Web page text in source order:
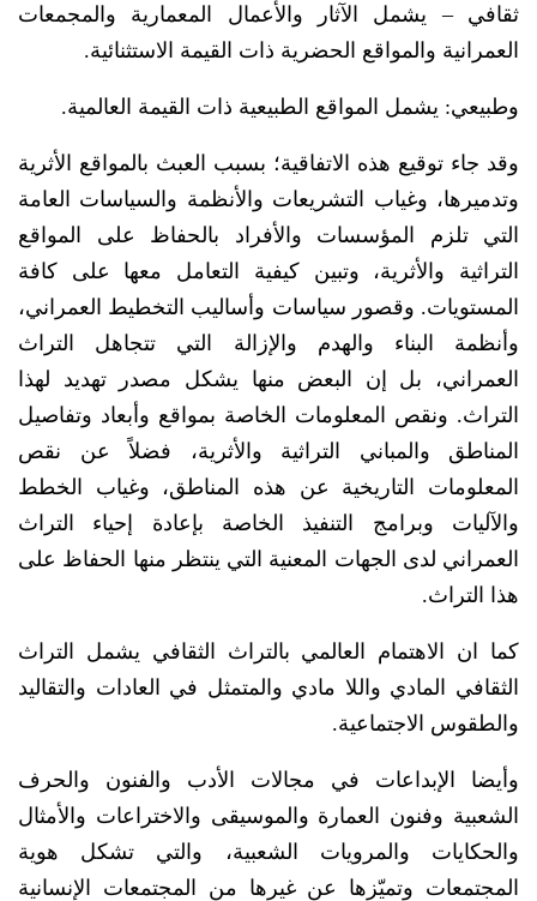
ثقافي – يشمل الآثار والأعمال المعمارية والمجمعات
العمرانية والمواقع الحضرية ذات القيمة الاستثنائية.
وطبيعي: يشمل المواقع الطبيعية ذات القيمة العالمية.
وقد جاء توقيع هذه الاتفاقية؛ بسبب العبث بالمواقع الأثرية
وتدميرها، وغياب التشريعات والأنظمة والسياسات العامة
التي تلزم المؤسسات والأفراد بالحفاظ على المواقع
التراثية والأثرية، وتبين كيفية التعامل معها على كافة
المستويات. وقصور سياسات وأساليب التخطيط العمراني،
وأنظمة البناء والهدم والإزالة التي تتجاهل التراث
العمراني، بل إن البعض منها يشكل مصدر تهديد لهذا
التراث. ونقص المعلومات الخاصة بمواقع وأبعاد وتفاصيل
المناطق والمباني التراثية والأثرية، فضلاً عن نقص
المعلومات التاريخية عن هذه المناطق، وغياب الخطط
والآليات وبرامج التنفيذ الخاصة بإعادة إحياء التراث
العمراني لدى الجهات المعنية التي ينتظر منها الحفاظ على
هذا التراث.
كما ان الاهتمام العالمي بالتراث الثقافي يشمل التراث
الثقافي المادي واللا مادي والمتمثل في العادات والتقاليد
والطقوس الاجتماعية.
وأيضا الإبداعات في مجالات الأدب والفنون والحرف
الشعبية وفنون العمارة والموسيقى والاختراعات والأمثال
والحكايات والمرويات الشعبية، والتي تشكل هوية
المجتمعات وتميّزها عن غيرها من المجتمعات الإنسانية